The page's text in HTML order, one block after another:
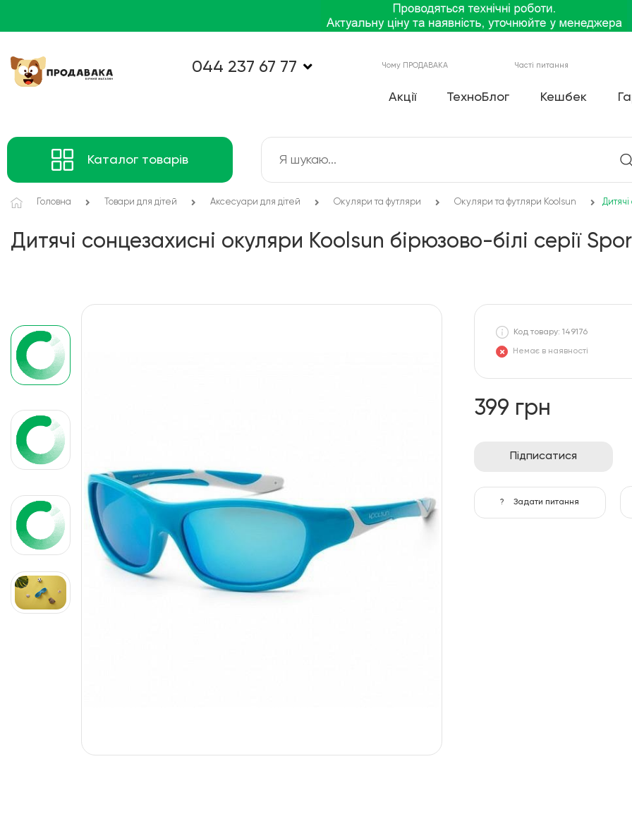
044 237 67 77 Чому ПРОДАВАКА Часті питання
Акції ТехноБлог Кешбек
Каталог товарів
Головна Товари для дітей Аксесуари для дітей Окуляри та футляри Окуляри та футляри Koolsun
Дитячі сонцезахисні окуляри Koolsun бірюзово-білі серії
Код товару: 149176
Немає в наявності
399 грн
Підписатися
? Задати питання